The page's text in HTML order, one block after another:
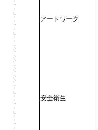
アートワーク
安全衛生